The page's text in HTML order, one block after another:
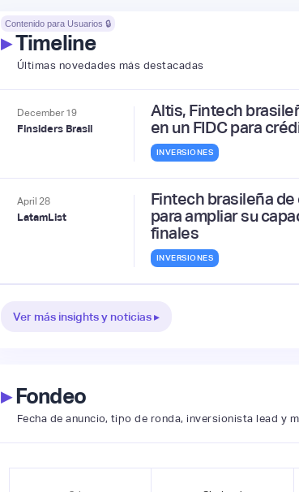
Contenido para Usuarios 🔒
▸Timeline
Últimas novedades más destacadas
December 19
Finsiders Brasil
Altis, Fintech
en un FIDC para
INVERSIONES
April 28
LatamList
Fintech brasileña
para ampliar su
finales
INVERSIONES
Ver más insights y noticias ▸
▸Fondeo
Fecha de anuncio, tipo de ronda, inversionista lead y